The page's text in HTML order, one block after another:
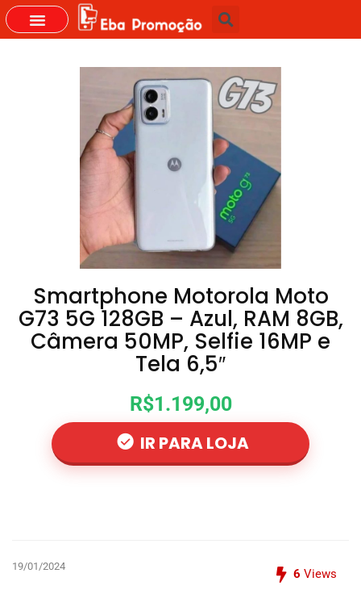
Smartphone Motorola Moto
G73 5G 128GB – Azul, RAM 8GB,
Câmera 50MP, Selfie 16MP e
Tela 6,5″
R$1.199,00
IR PARA LOJA
19/01/2024
6 Views